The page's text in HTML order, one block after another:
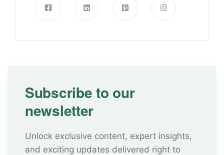
Subscribe to our
newsletter
Unlock exclusive content, expert insights,
and exciting updates delivered right to